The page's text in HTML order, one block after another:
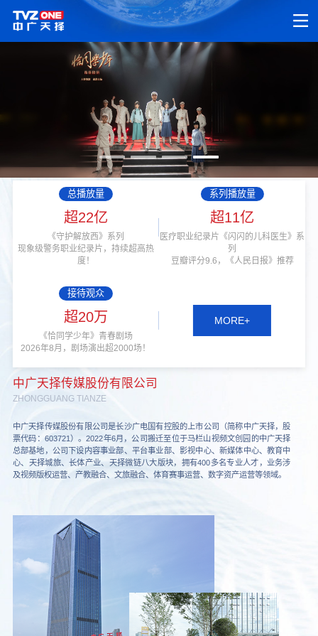
总播放量
超22亿
《守护解放西》系列
现象级警务职业纪录片，持续超高热
度！
系列播放量
超11亿
医疗职业纪录片《闪闪的儿科医生》系
列
豆瓣评分9.6，《人民日报》推荐
接待观众
超20万
《恰同学少年》青春剧场
2026年8月，剧场演出超2000场！
MORE+
中广天择传媒股份有限公司
ZHONGGUANG TIANZE
中广天择传媒股份有限公司是长沙广电国有控股的上市公司（简称中广天择，股
票代码：603721）。2022年6月，公司搬迁至位于马栏山视频文创园的中广天择
总部基地，公司下设内容事业部、平台事业部、影视中心、新媒体中心、教育中
心、天择城旅、长体产业、天择微链八大版块，拥有400多名专业人才，业务涉
及视频版权运营、产教融合、文旅融合、体育赛事运营、数字资产运营等领域。